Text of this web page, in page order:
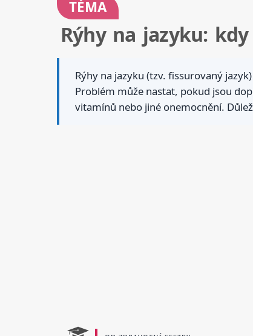
TÉMA
Rýhy na jazyku:
Rýhy na jazyku (tzv. fissurovaný
Problém může nastat, pokud jsou
vitamínů nebo jiné onemocnění.